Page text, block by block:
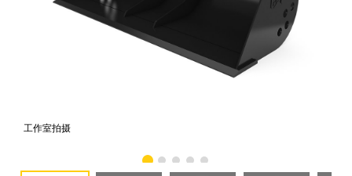
工作室拍摄